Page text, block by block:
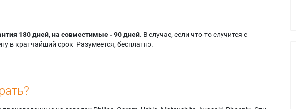
180 дней, на совместимые - 90 дней. В случае, если что-то случится с
в кратчайший срок. Разумеется, бесплатно.